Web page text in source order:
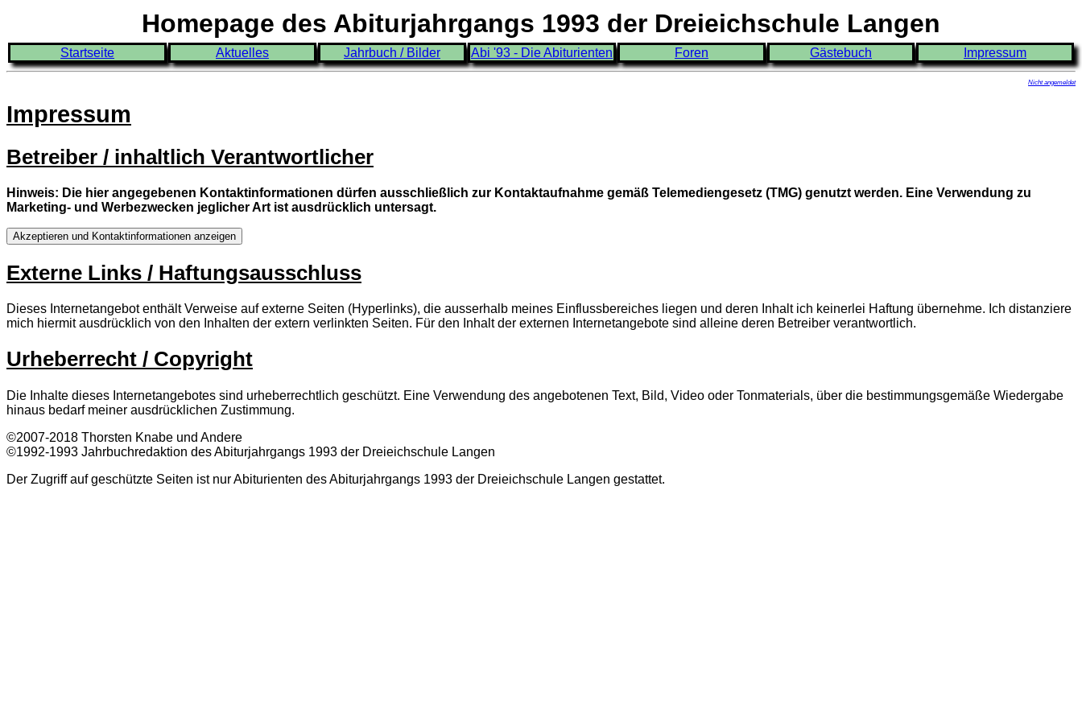
Homepage des Abiturjahrgangs 1993 der Dreieichschule Langen
Startseite Aktuelles Jahrbuch / Bilder Abi '93 - Die Abiturienten Foren Gästebuch Impressum
Nicht angemeldet
Impressum
Betreiber / inhaltlich Verantwortlicher
Hinweis: Die hier angegebenen Kontaktinformationen dürfen ausschließlich zur Kontaktaufnahme gemäß Telemediengesetz (TMG) genutzt werden. Eine Verwendung zu
Marketing- und Werbezwecken jeglicher Art ist ausdrücklich untersagt.
Externe Links / Haftungsausschluss
Dieses Internetangebot enthält Verweise auf externe Seiten (Hyperlinks), die ausserhalb meines Einflussbereiches liegen und deren Inhalt ich keinerlei Haftung übernehme. Ich distanziere
mich hiermit ausdrücklich von den Inhalten der extern verlinkten Seiten. Für den Inhalt der externen Internetangebote sind alleine deren Betreiber verantwortlich.
Urheberrecht / Copyright
Die Inhalte dieses Internetangebotes sind urheberrechtlich geschützt. Eine Verwendung des angebotenen Text, Bild, Video oder Tonmaterials, über die bestimmungsgemäße Wiedergabe
hinaus bedarf meiner ausdrücklichen Zustimmung.
©2007-2018 Thorsten Knabe und Andere
©1992-1993 Jahrbuchredaktion des Abiturjahrgangs 1993 der Dreieichschule Langen
Der Zugriff auf geschützte Seiten ist nur Abiturienten des Abiturjahrgangs 1993 der Dreieichschule Langen gestattet.